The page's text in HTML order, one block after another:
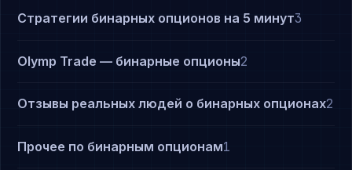
Стратегии бинарных опционов на 5 минут3
Olymp Trade — бинарные опционы2
Отзывы реальных людей о бинарных опционах2
Прочее по бинарным опционам1